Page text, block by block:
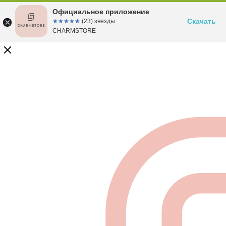
Официальное приложение
☆☆☆☆☆
★★★★★ (23) звезды
CHARMSTORE
Скачать